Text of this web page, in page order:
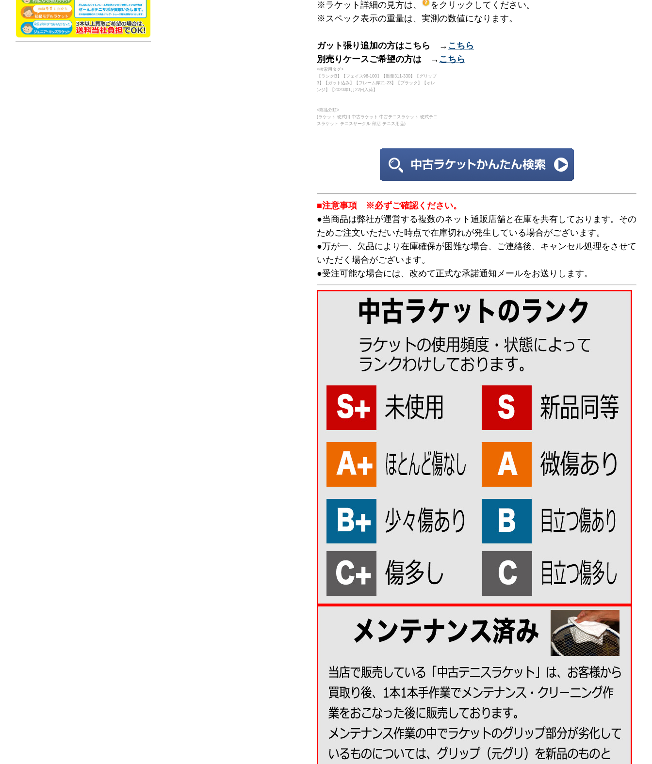
※ラケット詳細の見方は、
をクリックしてください。
※スペック表示の重量は、実測の数値になります。
ガット張り追加の方はこちら → こちら
別売りケースご希望の方は → こちら
<検索用タグ>
【ランクB】【フェイス96-100】【重量311-330】【グリップ
3】【ガット込み】【フレーム厚21-23】【ブラック】【オレ
ンジ】【2020年1月22日入荷】
<商品分類>
(ラケット 硬式用 中古ラケット 中古テニスラケット 硬式テニ
スラケット テニスサークル 部活 テニス用品)
■注意事項 ※必ずご確認ください。
●当商品は弊社が運営する複数のネット通販店舗と在庫を共有しております。その
ためご注文いただいた時点で在庫切れが発生している場合がございます。
●万が一、欠品により在庫確保が困難な場合、ご連絡後、キャンセル処理をさせて
いただく場合がございます。
●受注可能な場合には、改めて正式な承諾通知メールをお送りします。